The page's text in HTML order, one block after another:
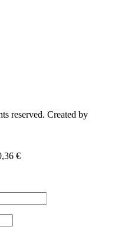
reserved. Created by
€